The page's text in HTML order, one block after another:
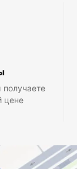
цене